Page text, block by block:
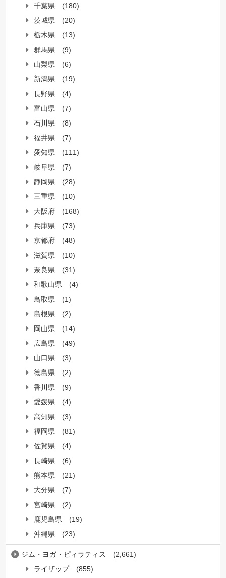
千葉県
(180)
茨城県
(20)
栃木県
(13)
群馬県
(9)
山梨県
(6)
新潟県
(19)
長野県
(4)
富山県
(7)
石川県
(8)
福井県
(7)
愛知県
(111)
岐阜県
(7)
静岡県
(28)
三重県
(10)
大阪府
(168)
兵庫県
(73)
京都府
(48)
滋賀県
(10)
奈良県
(31)
和歌山県
(4)
鳥取県
(1)
島根県
(2)
岡山県
(14)
広島県
(49)
山口県
(3)
徳島県
(2)
香川県
(9)
愛媛県
(4)
高知県
(3)
福岡県
(81)
佐賀県
(4)
長崎県
(6)
熊本県
(21)
大分県
(7)
宮崎県
(2)
鹿児島県
(19)
沖縄県
(23)
ジム・ヨガ・ピィラティス
(2,661)
ライザップ
(855)